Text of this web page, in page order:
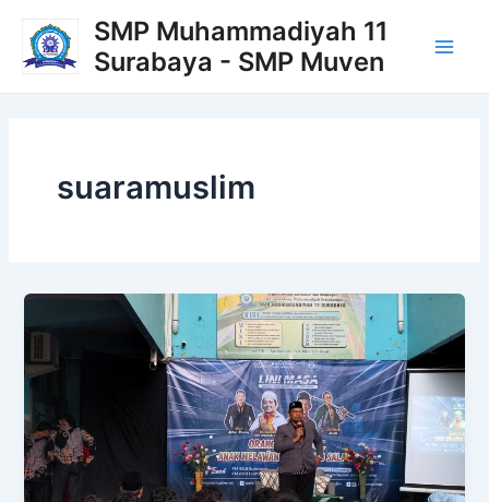
konten
SMP Muhammadiyah 11
Surabaya - SMP Muven
suaramuslim